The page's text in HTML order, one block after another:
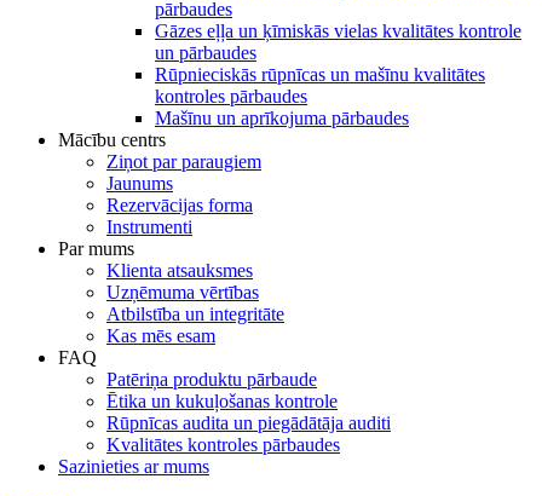
pārbaudes
Gāzes eļļa un ķīmiskās vielas kvalitātes kontrole
un pārbaudes
Rūpnieciskās rūpnīcas un mašīnu kvalitātes
kontroles pārbaudes
Mašīnu un aprīkojuma pārbaudes
Mācību centrs
Ziņot par paraugiem
Jaunums
Rezervācijas forma
Instrumenti
Par mums
Klienta atsauksmes
Uzņēmuma vērtības
Atbilstība un integritāte
Kas mēs esam
FAQ
Patēriņa produktu pārbaude
Ētika un kukuļošanas kontrole
Rūpnīcas audita un piegādātāja auditi
Kvalitātes kontroles pārbaudes
Sazinieties ar mums